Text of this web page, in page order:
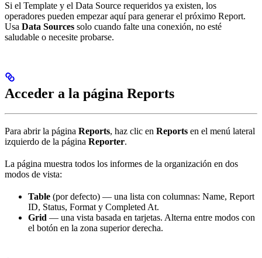
Si el Template y el Data Source requeridos ya existen, los
operadores pueden empezar aquí para generar el próximo Report.
Usa Data Sources solo cuando falte una conexión, no esté
saludable o necesite probarse.
Acceder a la página Reports
Para abrir la página Reports, haz clic en Reports en el menú lateral
izquierdo de la página Reporter.
La página muestra todos los informes de la organización en dos
modos de vista:
Table (por defecto) — una lista con columnas: Name, Report
ID, Status, Format y Completed At.
Grid — una vista basada en tarjetas. Alterna entre modos con
el botón en la zona superior derecha.